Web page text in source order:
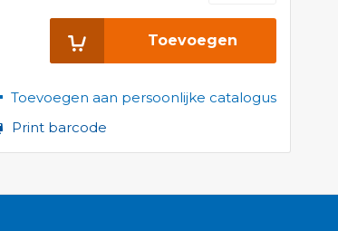
Toevoegen
Toevoegen aan persoonlijke catalogus
Print barcode